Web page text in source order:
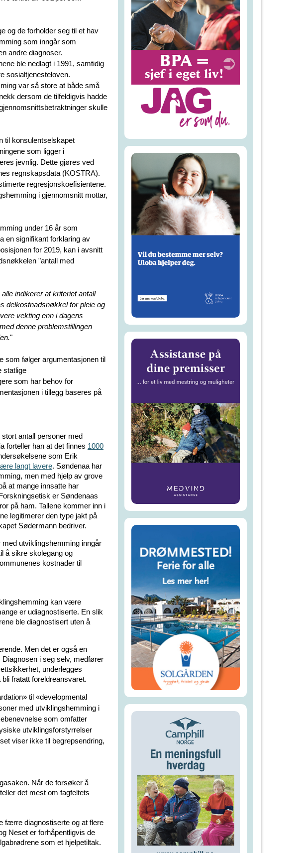
og de forholder seg til et hav
som inngår som
andre diagnoser.
ble nedlagt i 1991, samtidig
sosialtjenesteloven.
var så store at både små
dersom de tilfeldigvis hadde
skulle
til konsulentselskapet
som ligger i
jevnlig. Dette gjøres ved
regnskapsdata (KOSTRA).
regresjonskoefisientene.
i gjennomsnitt mottar,
under 16 år som
en signifikant forklaring av
for 2019, kan i avsnitt
"antall med
indikerer at kriteriet antall
delkostnadsnøkkel for pleie og
vekting enn i dagens
denne problemstillingen
"
som følger argumentasjonen til
statlige
som har behov for
i tillegg baseres på
antall personer med
forteller han at det finnes 1000
som Erik
langt lavere. Søndenaa har
men med hjelp av grove
at mange innsatte har
er Søndenaas
på ham. Tallene kommer inn i
legitimerer den type jakt på
Sødermann bedriver.
utviklingshemming inngår
å sikre skolegang og
kostnader til
kan være
er udiagnostiserte. En slik
ble diagnostisert uten å
Men det er også en
i seg selv, medfører
underlegges
fratatt foreldreansvaret.
til «developmental
med utviklingshemming i
som omfatter
utviklingsforstyrrelser
viser ikke til begrepsendring,
Når de forsøker å
det mest om fagfeltets
færre diagnostiserte og at flere
Neset er forhåpentligvis de
som et hjelpetiltak.